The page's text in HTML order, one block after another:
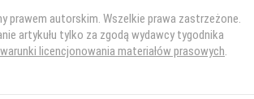
prawem autorskim. Wszelkie prawa zastrzeżone.
artykułu tylko za zgodą wydawcy tygodnika
licencjonowania materiałów prasowych.